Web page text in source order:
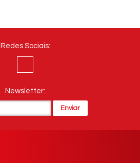
Redes Sociais:
Newsletter: